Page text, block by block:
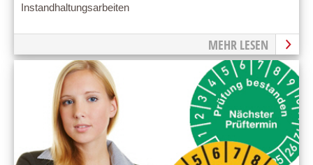
Instandhaltungsarbeiten
MEHR LESEN